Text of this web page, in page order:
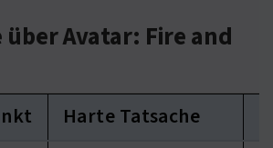
Avatar: Fire and
Harte Tatsache